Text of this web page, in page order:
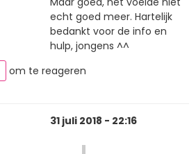
echt goed meer. Hartelijk
bedankt voor de info en
hulp, jongens ^^
om te reageren
31 juli 2018 - 22:16